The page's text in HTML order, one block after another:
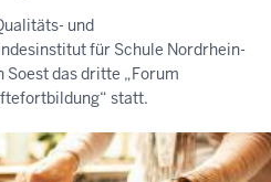
und
für Schule Nordrhein-
Soest das dritte „Forum
statt.